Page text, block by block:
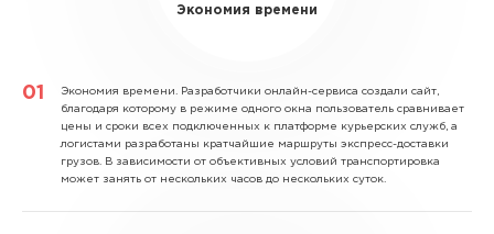
Экономия времени
Экономия времени. Разработчики онлайн-сервиса создали сайт,
благодаря которому в режиме одного окна пользователь сравнивает
цены и сроки всех подключенных к платформе курьерских служб, а
логистами разработаны кратчайшие маршруты экспресс-доставки
грузов. В зависимости от объективных условий транспортировка
может занять от нескольких часов до нескольких суток.